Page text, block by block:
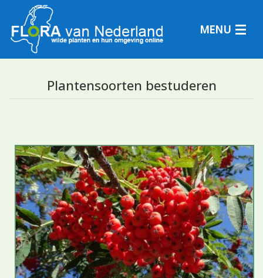
MENU
Determineren
Plantensoorten bestuderen